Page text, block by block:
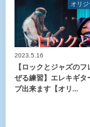
オリ
2023.5.16
【ロックとジャズの
ぜる練習】エレキギタ
ブ出来ます【オリ…